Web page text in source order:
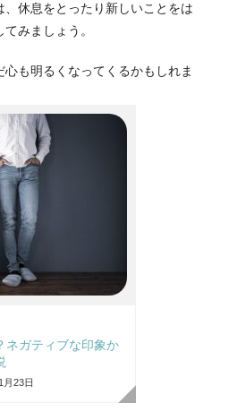
休息をとったり新しいことをは
みましょう。
も明るくなってくるかもしれま
ネガティブな印象か
月23日